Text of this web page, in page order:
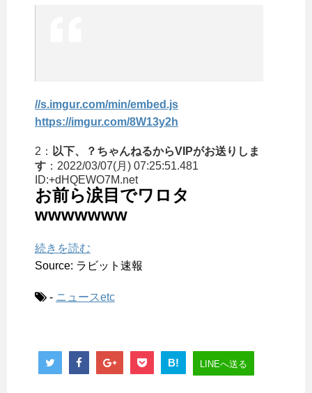
//s.imgur.com/min/embed.js
https://imgur.com/8W13y2h
2： 以下、？ちゃんねるからVIPがお送りしま
す ：2022/03/07(月) 07:25:51.481
ID:+dHQEWO7M.net
お前ら涙目でワロタ
wwwwwww
続きを読む
Source: ラビット速報
- ニュースetc
B! LINEへ送る